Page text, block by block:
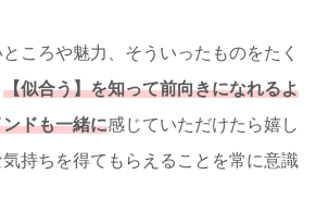
ころや魅力、そういったものをたく
【似合う】を知って前向きになれるよ
ドも一緒に感じていただけたら嬉し
持ちを得てもらえることを常に意識